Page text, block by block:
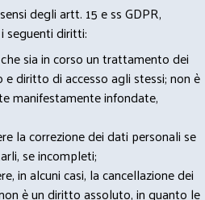
degli artt. 15 e ss GDPR,
seguenti diritti:
sia in corso un trattamento dei
diritto di accesso agli stessi; non è
manifestamente infondate,
la correzione dei dati personali se
se incompleti;
in alcuni casi, la cancellazione dei
è un diritto assoluto, in quanto le